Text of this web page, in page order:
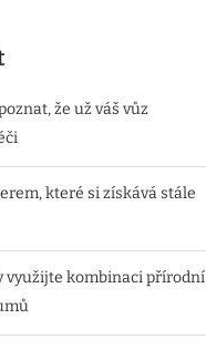
že už váš vůz
které si získává stále
využijte kombinaci přírodní